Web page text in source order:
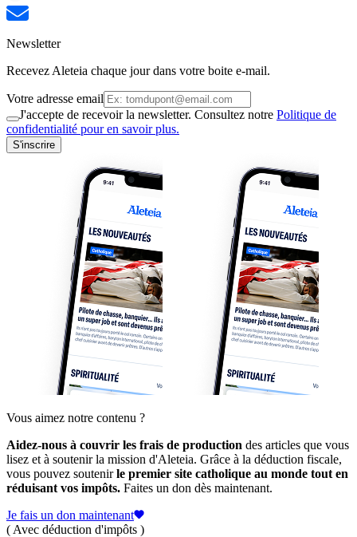
Newsletter
Recevez Aleteia chaque jour dans votre boite e-mail.
Votre adresse email
J'accepte de recevoir la newsletter. Consultez notre Politique de
confidentialité pour en savoir plus.
S'inscrire
Vous aimez notre contenu ?
Aidez-nous à couvrir les frais de production des articles que vous
lisez et à soutenir la mission d'Aleteia. Grâce à la déduction fiscale,
vous pouvez soutenirle premier site catholique au monde tout en
réduisant vos impôts. Faites un don dès maintenant.
Je fais un don maintenant
( Avec déduction d'impôts )